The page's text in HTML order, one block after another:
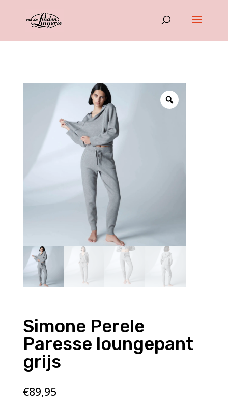
Simone Perele
Paresse loungepant
grijs
€89,95